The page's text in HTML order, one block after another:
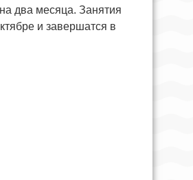
два месяца. Занятия
и завершатся в